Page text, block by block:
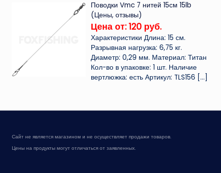
Поводки Vmc 7 нитей 15см 15lb
(Цены, отзывы)
Цена от: 120 руб.
Характеристики Длина: 15 см.
Разрывная нагрузка: 6,75 кг.
Диаметр: 0,29 мм. Материал: Титан
Кол-во в упаковке: 1 шт. Наличие
вертлюжка: есть Артикул: TLS156 […]
Сайт не является магазином и не осуществляет продажи товаров.
Цены на продукты могут отличаться от заявленных.